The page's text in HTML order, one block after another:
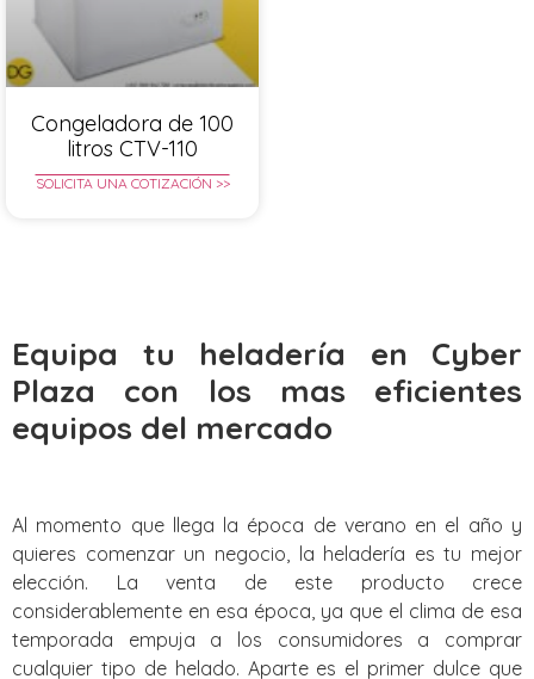
Congeladora de 100
litros CTV-110
SOLICITA UNA COTIZACIÓN >>
Equipa tu heladería en Cyber
Plaza con los mas eficientes
equipos del mercado
Al momento que llega la época de verano en el año y
quieres comenzar un negocio, la heladería es tu mejor
elección. La venta de este producto crece
considerablemente en esa época, ya que el clima de esa
temporada empuja a los consumidores a comprar
cualquier tipo de helado. Aparte es el primer dulce que